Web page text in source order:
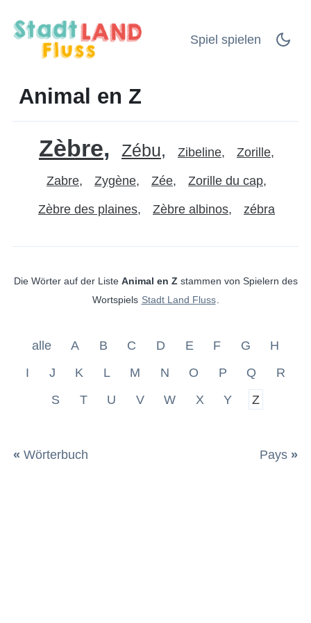
Spiel spielen
Animal en Z
Zèbre Zébu Zibeline Zorille
Zabre Zygène Zée Zorille du cap
Zèbre des plaines Zèbre albinos zébra
Die Wörter auf der Liste Animal en Z stammen von Spielern des
Wortspiels Stadt Land Fluss
alle A B C D E F G
H
I
J K L M N O P Q
R
S
T U V W X Y Z
« Wörterbuch Pays »